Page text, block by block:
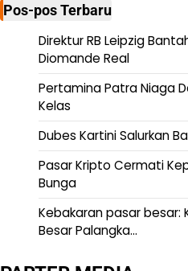
Pos-pos Terbaru
Direktur RB Leipzig
Diomande Real
Pertamina Patra Niaga
Kelas
Dubes Kartini Salurkan
Pasar Kripto Cermati
Bunga
Kebakaran pasar besar:
Besar Palangka…